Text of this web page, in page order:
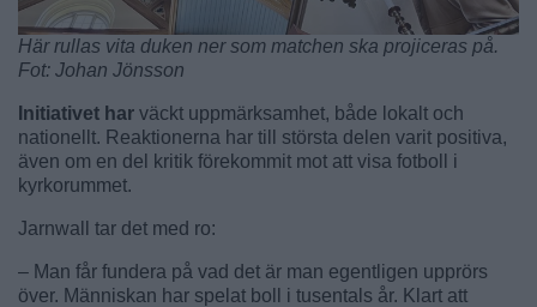
Här rullas vita duken ner som matchen ska projiceras på.
Fot: Johan Jönsson
Initiativet har väckt uppmärksamhet, både lokalt och
nationellt. Reaktionerna har till största delen varit positiva,
även om en del kritik förekommit mot att visa fotboll i
kyrkorummet.
Jarnwall tar det med ro:
– Man får fundera på vad det är man egentligen upprörs
över. Människan har spelat boll i tusentals år. Klart att